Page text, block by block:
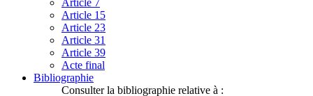
Article 7
Article 15
Article 23
Article 31
Article 39
Acte final
Bibliographie
Consulter la bibliographie relative à :